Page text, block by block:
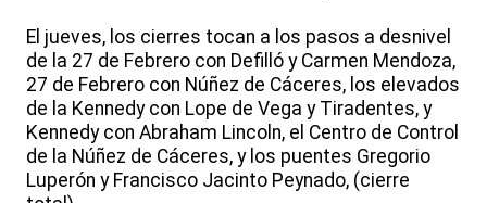
El jueves, los cierres tocan a los pasos a desnivel
de la 27 de Febrero con Defilló y Carmen Mendoza,
27 de Febrero con Núñez de Cáceres, los elevados
de la Kennedy con Lope de Vega y Tiradentes, y
Kennedy con Abraham Lincoln, el Centro de Control
de la Núñez de Cáceres, y los puentes Gregorio
Luperón y Francisco Jacinto Peynado, (cierre